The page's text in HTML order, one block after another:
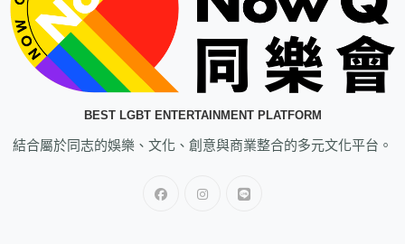
BEST LGBT ENTERTAINMENT PLATFORM
結合屬於同志的娛樂、文化、創意與商業整合的多元文化平台。